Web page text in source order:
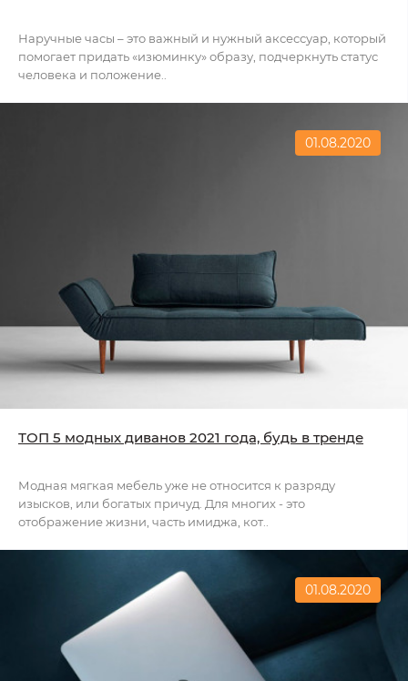
Наручные часы – это важный и нужный аксессуар, который
помогает придать «изюминку» образу, подчеркнуть статус
человека и положение..
01.08.2020
ТОП 5 модных диванов 2021 года, будь в тренде
Модная мягкая мебель уже не относится к разряду
изысков, или богатых причуд. Для многих - это
отображение жизни, часть имиджа, кот..
01.08.2020